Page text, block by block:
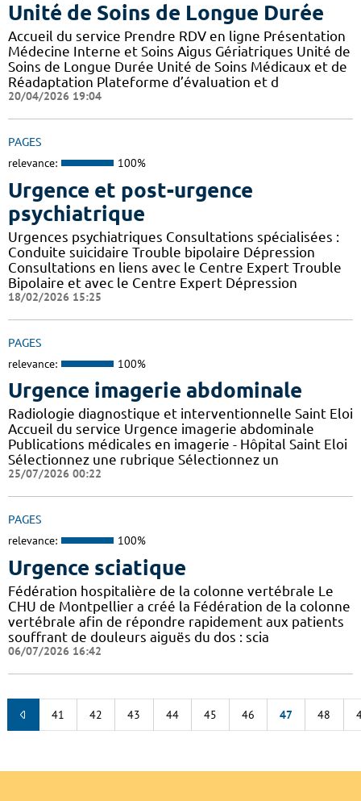
Unité de Soins de Longue Durée
Accueil du service Prendre RDV en ligne Présentation
Médecine Interne et Soins Aigus Gériatriques Unité de
Soins de Longue Durée Unité de Soins Médicaux et de
Réadaptation Plateforme d’évaluation et d
20/04/2026 19:04
PAGES
relevance: 100%
Urgence et post-urgence
psychiatrique
Urgences psychiatriques Consultations spécialisées :
Conduite suicidaire Trouble bipolaire Dépression
Consultations en liens avec le Centre Expert Trouble
Bipolaire et avec le Centre Expert Dépression
18/02/2026 15:25
PAGES
relevance: 100%
Urgence imagerie abdominale
Radiologie diagnostique et interventionnelle Saint Eloi
Accueil du service Urgence imagerie abdominale
Publications médicales en imagerie - Hôpital Saint Eloi
Sélectionnez une rubrique Sélectionnez un
25/07/2026 00:22
PAGES
relevance: 100%
Urgence sciatique
Fédération hospitalière de la colonne vertébrale Le
CHU de Montpellier a créé la Fédération de la colonne
vertébrale afin de répondre rapidement aux patients
souffrant de douleurs aiguës du dos : scia
06/07/2026 16:42
41 42 43 44 45 46 47 48